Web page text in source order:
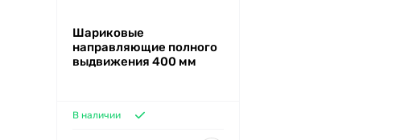
Шариковые
направляющие полного
выдвижения 400 мм
В наличии